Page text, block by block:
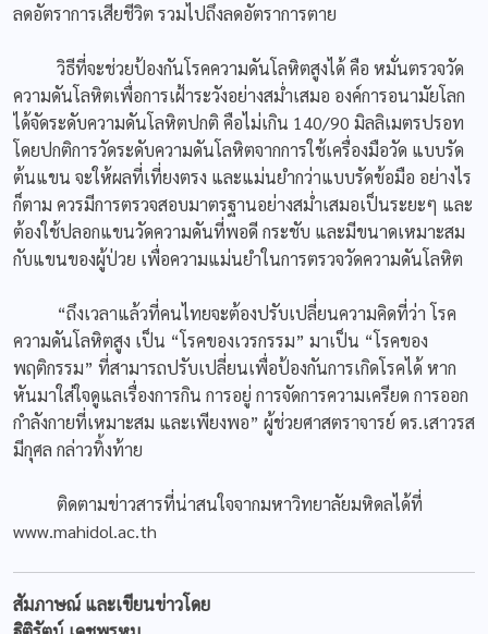
ลดอัตราการเสียชีวิต รวมไปถึงลดอัตราการตาย
วิธีที่จะช่วยป้องกันโรคความดันโลหิตสูงได้ คือ หมั่นตรวจวัด
ความดันโลหิตเพื่อการเฝ้าระวังอย่างสม่ำเสมอ องค์การอนามัยโลก
ได้จัดระดับความดันโลหิตปกติ คือไม่เกิน 140/90 มิลลิเมตรปรอท
โดยปกติการวัดระดับความดันโลหิตจากการใช้เครื่องมือวัด แบบรัด
ต้นแขน จะให้ผลที่เที่ยงตรง และแม่นยำกว่าแบบรัดข้อมือ อย่างไร
ก็ตาม ควรมีการตรวจสอบมาตรฐานอย่างสม่ำเสมอเป็นระยะๆ และ
ต้องใช้ปลอกแขนวัดความดันที่พอดี กระชับ และมีขนาดเหมาะสม
กับแขนของผู้ป่วย เพื่อความแม่นยำในการตรวจวัดความดันโลหิต
“ถึงเวลาแล้วที่คนไทยจะต้องปรับเปลี่ยนความคิดที่ว่า โรค
ความดันโลหิตสูง เป็น “โรคของเวรกรรม” มาเป็น “โรคของ
พฤติกรรม” ที่สามารถปรับเปลี่ยนเพื่อป้องกันการเกิดโรคได้ หาก
หันมาใส่ใจดูแลเรื่องการกิน การอยู่ การจัดการความเครียด การออก
กำลังกายที่เหมาะสม และเพียงพอ” ผู้ช่วยศาสตราจารย์ ดร.เสาวรส
มีกุศล กล่าวทิ้งท้าย
ติดตามข่าวสารที่น่าสนใจจากมหาวิทยาลัยมหิดลได้ที่
www.mahidol.ac.th
สัมภาษณ์ และเขียนข่าวโดย